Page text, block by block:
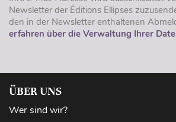
Newsletter der Éditions Ellipses
den in der Newsletter enthaltenen
erfahren über die Verwaltung Ihrer
ÜBER UNS
Wer sind wir?